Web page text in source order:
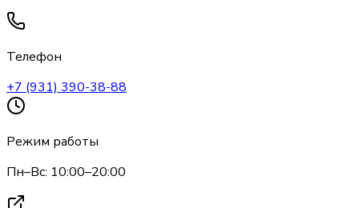
Телефон
+7 (931) 390-38-88
Режим работы
Пн–Вс: 10:00–20:00